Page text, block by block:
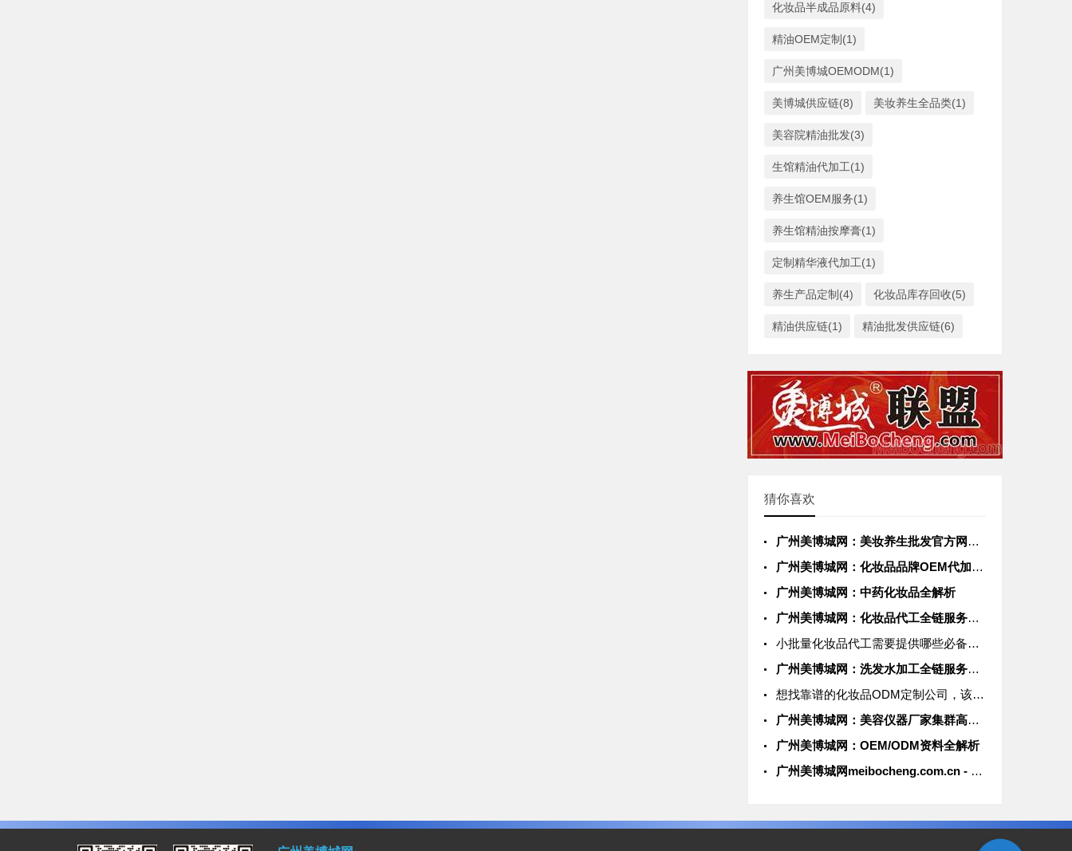
化妆品半成品原料(4)
精油OEM定制(1)
广州美博城OEMODM(1)
美博城供应链(8) 美妆养生全品类(1)
美容院精油批发(3)
生馆精油代加工(1)
养生馆OEM服务(1)
养生馆精油按摩膏(1)
定制精华液代加工(1)
养生产品定制(4) 化妆品库存回收(5)
精油供应链(1) 精油批发供应链(6)
猜你喜欢
广州美博城网：美妆养生批发官方网站|全球美业供应链一站式采购平台
广州美博城网：化妆品品牌OEM代加工权威平台
广州美博城网：中药化妆品全解析
广州美博城网：化妆品代工全链服务引领者|华南美妆产业核心基地
小批量化妆品代工需要提供哪些必备资质
广州美博城网：洗发水加工全链服务引领者|华南美妆产业核心基地
想找靠谱的化妆品ODM定制公司，该看哪些硬指标？
广州美博城网：美容仪器厂家集群高地|全球美业科技供应链一站式解决方案
广州美博城网：OEM/ODM资料全解析
广州美博城网meibocheng.com.cn - 华南最大化妆品厂集群|化妆品OEMODM代加工源头厂家
AI智能助手小美
智能AI客服小美，很高
兴为您服务
常见问题
1.美博城联盟
2.联系我们